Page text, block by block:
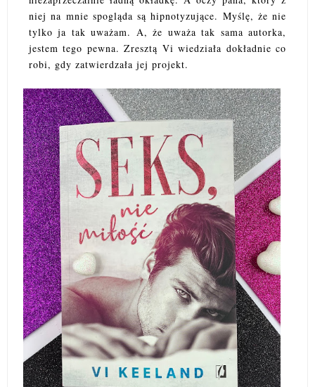
niej na mnie spogląda są hipnotyzujące. Myślę, że nie
tylko ja tak uważam. A, że uważa tak sama autorka,
jestem tego pewna. Zresztą Vi wiedziała dokładnie co
robi, gdy zatwierdzała jej projekt.